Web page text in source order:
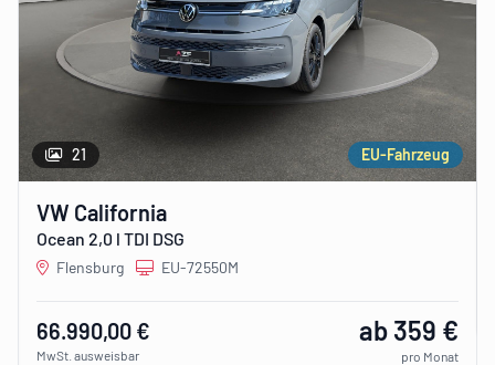
21 EU-Fahrzeug
VW California
Ocean 2,0 l TDI DSG
Flensburg EU-72550M
66.990,00 €
MwSt. ausweisbar
ab 359 €
pro Monat